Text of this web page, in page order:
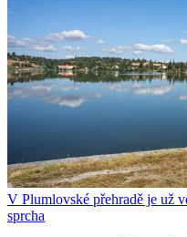
V Plumlovské přehradě je už
sprcha